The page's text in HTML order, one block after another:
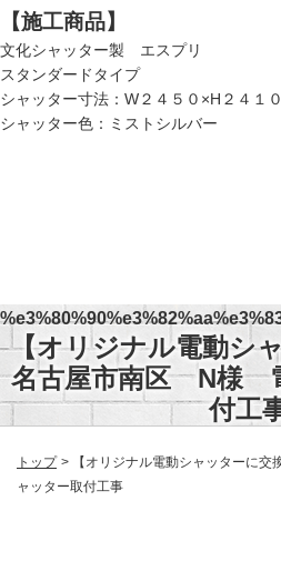
【施工商品】
文化シャッター製 エスプリ
スタンダードタイプ
シャッター寸法：W２４５０×H２４１０
シャッター色：ミストシルバー
【オリジナル電動シ
名古屋市南区 N様
付工
トップ
【オリジナル電動シャッターに
ャッター取付工事